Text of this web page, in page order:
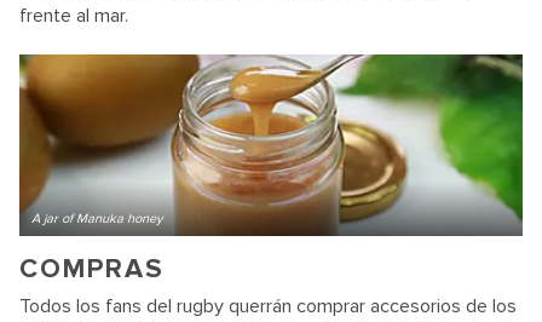
frente al mar.
A jar of Manuka honey
COMPRAS
Todos los fans del rugby querrán comprar accesorios de los